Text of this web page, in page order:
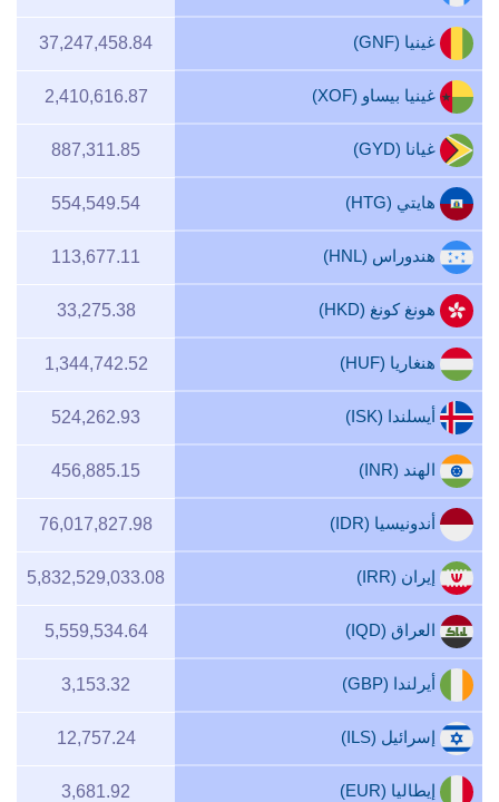
غينيا (GNF) 37,247,458.84
غينيا بيساو (XOF) 2,410,616.87
غيانا (GYD) 887,311.85
هايتي (HTG) 554,549.54
هندوراس (HNL) 113,677.11
هونغ كونغ (HKD) 33,275.38
هنغاريا (HUF) 1,344,742.52
أيسلندا (ISK) 524,262.93
الهند (INR) 456,885.15
أندونيسيا (IDR) 76,017,827.98
إيران (IRR) 5,832,529,033.08
العراق (IQD) 5,559,534.64
أيرلندا (GBP) 3,153.32
إسرائيل (ILS) 12,757.24
إيطاليا (EUR) 3,681.92